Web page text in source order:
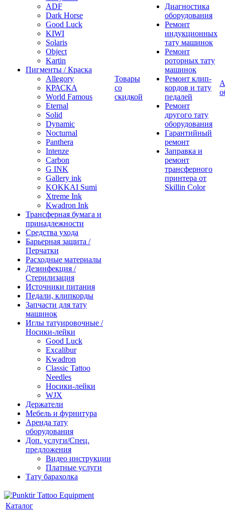
ADF
Dark Horse
Good Luck
KIWI
Solaris
Object
Kartin
Пигменты / Краска
Allegory
КРАСКА
World Famous
Eternal
Solid
Dynamic
Nocturnal
Panthera
Intenze
Carbon
G INK
Gallery ink
KOKKAI Sumi
Xtreme Ink
Kwadron Ink
Трансферная бумага и
принадлежности
Средства ухода
Барьерная защита /
Перчатки
Расходные материалы
Дезинфекция /
Стерилизация
Источники питания
Педали, клипкорды
Запчасти для тату
машинок
Иглы татуировочные /
Носики-лейки
Good Luck
Excalibur
Kwadron
Classic Tattoo
Needles
Носики-лейки
WJX
Держатели
Мебель и фурнитура
Аренда тату
оборудования
Доп. услуги/Спец.
предложения
Видео инструкции
Платные услуги
Тату барахолка
Товары
со
скидкой
Диагностика
оборудования
Ремонт
индукционных
тату машинок
Ремонт
роторных тату
машинок
Ремонт клип-
кордов и тату
педалей
Ремонт
другого тату
оборудования
Гарантийный
ремонт
Заправка и
ремонт
трансферного
принтера от
Skillin Color
Каталог